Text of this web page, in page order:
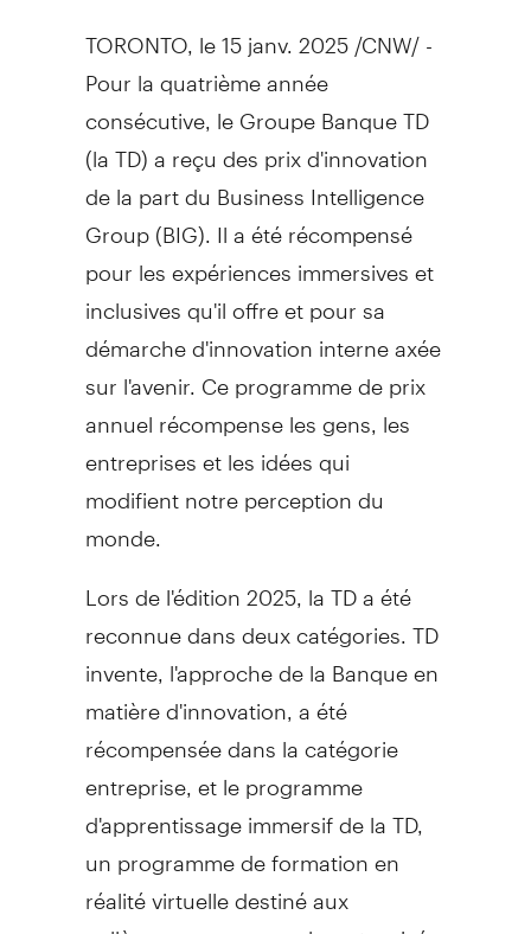
TORONTO, le 15 janv. 2025/CNW/ -
Pour la quatrième année
consécutive, le Groupe Banque TD
(la TD) a reçu des prix d'innovation
de la part du Business Intelligence
Group (BIG). Il a été récompensé
pour les expériences immersives et
inclusives qu'il offre et pour sa
démarche d'innovation interne axée
sur l'avenir. Ce programme de prix
annuel récompense les gens, les
entreprises et les idées qui
modifient notre perception du
monde.
Lors del'édition 2025, la TD a été
reconnue dans deux catégories. TD
invente, l'approche de la Banque en
matière d'innovation, a été
récompensée dans la catégorie
entreprise, et le programme
d'apprentissage immersif de la TD,
un programme de formation en
réalité virtuelle destiné aux